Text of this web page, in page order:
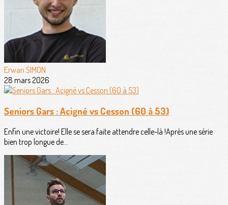
Erwan SIMON
28 mars 2026
Seniors Gars : Acigné vs Cesson (60 à 53)
Enfin une victoire! Elle se sera faite attendre celle-là !Après une série
bien trop longue de...